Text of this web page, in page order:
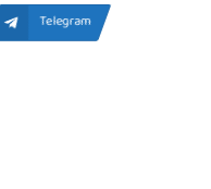
Telegram